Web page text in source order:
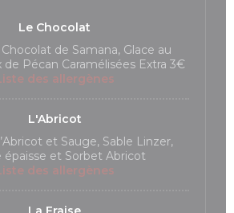
Le Chocolat
de Samana, Glace au
Pécan Caramélisées Extra 3€
des allergènes
L'Abricot
et Sauge, Sable Linzer,
épaisse et Sorbet Abricot
des allergènes